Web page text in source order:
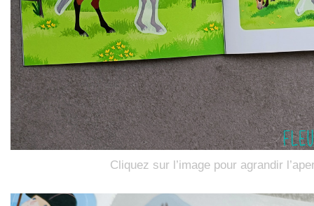
Cliquez sur l’image pour agrandir